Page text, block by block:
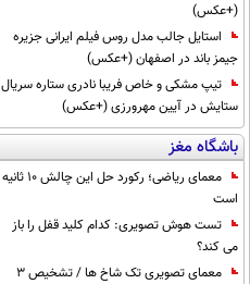
(+عکس)
استایل جالب مدل روس فیلم ایرانی جزیره
جیمز باند در اصفهان (+عکس)
تیپ مشکی و خاص فریبا نادری ستاره سریال
ستایش در آیین مهرورزی (+عکس)
باشگاه مغز
معمای ریاضی؛ رکورد حل این چالش 10 ثانیه
است
تست هوش تصویری: کدام کلید قفل را باز
می کند؟
معمای تصویری تک شاخ ها / تشخیص 3